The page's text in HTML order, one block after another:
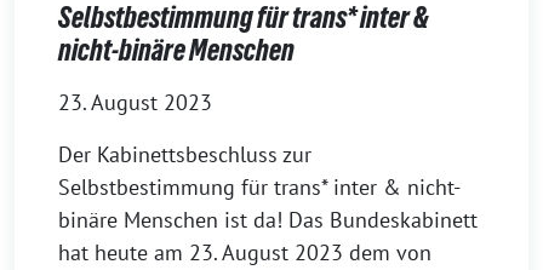
Selbstbestimmung für trans* inter &
nicht-binäre Menschen
23. August 2023
Der Kabinettsbeschluss zur
Selbstbestimmung für trans* inter & nicht-
binäre Menschen ist da! Das Bundeskabinett
hat heute am 23. August 2023 dem von